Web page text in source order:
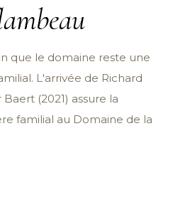
que le domaine reste une
L'arrivée de Richard
(2021) assure la
familial au Domaine de la